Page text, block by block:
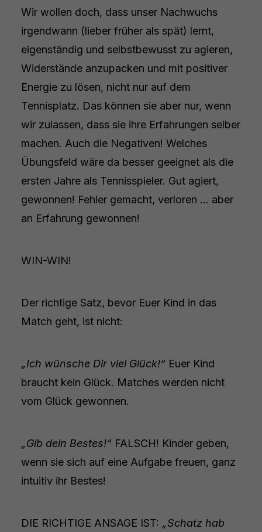
Wir wollen doch, dass unser Nachwuchs
irgendwann (lieber früher als spät) lernt,
eigenständig und selbstbewusst zu agieren,
Widerstände anzupacken und mit positiver
Energie zu lösen, nicht nur auf dem
Tennisplatz. Das können sie aber nur, wenn
wir zulassen, dass sie ihre Erfahrungen selber
machen. Auch die Negativen! Welches
Übungsfeld wäre da besser geeignet als die
ersten Jahre als Tennisspieler. Gut agiert,
gewonnen! Fehler gemacht, verloren … aber
an Erfahrung gewonnen!
WIN-WIN!
Der richtige Satz, bevor Euer Kind in das
Match geht, ist nicht:
„Ich wünsche Dir viel Glück!“Euer Kind
braucht kein Glück. Matches werden nicht
vom Glück gewonnen.
„Gib dein Bestes!“FALSCH! Kinder geben,
wenn sie sich auf eine Aufgabe freuen, ganz
intuitiv ihr Bestes!
DIE RICHTIGE ANSAGE IST: „Schatz hab